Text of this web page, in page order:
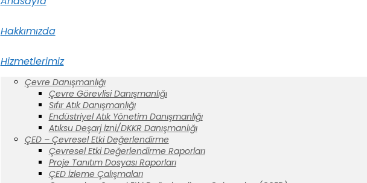
Hakkımızda
Hizmetlerimiz
Çevre Danışmanlığı
Çevre Görevlisi Danışmanlığı
Sıfır Atık Danışmanlığı
Endüstriyel Atık Yönetim Danışmanlığı
Atıksu Deşarj İzni/DKKR Danışmanlığı
ÇED – Çevresel Etki Değerlendirme
Çevresel Etki Değerlendirme Raporları
Proje Tanıtım Dosyası Raporları
ÇED İzleme Çalışmaları